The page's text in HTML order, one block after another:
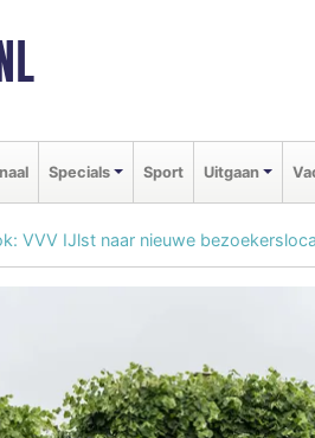
Specials Sport Uitgaan
VVV IJlst naar nieuwe